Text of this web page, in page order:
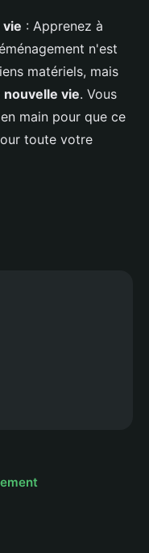
: Apprenez à
n'est
matériels, mais
nouvelle vie. Vous
main pour que ce
toute votre